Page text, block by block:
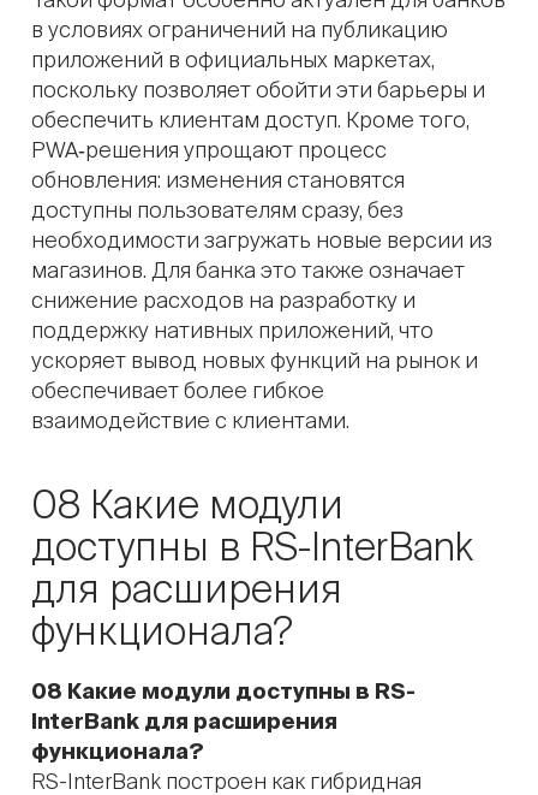
в условиях ограничений на публикацию
приложений в официальных маркетах,
поскольку позволяет обойти эти барьеры и
обеспечить клиентам доступ. Кроме того,
PWA‑решения упрощают процесс
обновления: изменения становятся
доступны пользователям сразу, без
необходимости загружать новые версии из
магазинов. Для банка это также означает
снижение расходов на разработку и
поддержку нативных приложений, что
ускоряет вывод новых функций на рынок и
обеспечивает более гибкое
взаимодействие с клиентами.
08 Какие модули
доступны в RS-InterBank
для расширения
функционала?
08 Какие модули доступны в RS-
InterBank для расширения
функционала?
RS-InterBank построен как гибридная